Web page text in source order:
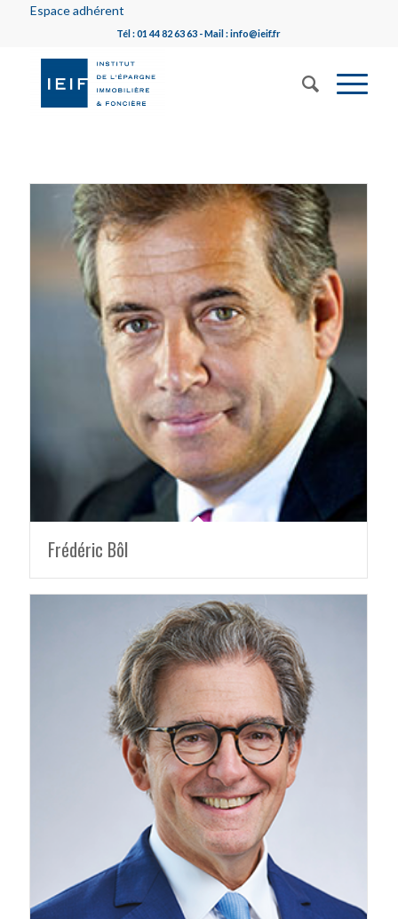
Espace adhérent
Tél : 01 44 82 63 63 - Mail : info@ieif.fr
Frédéric Bôl